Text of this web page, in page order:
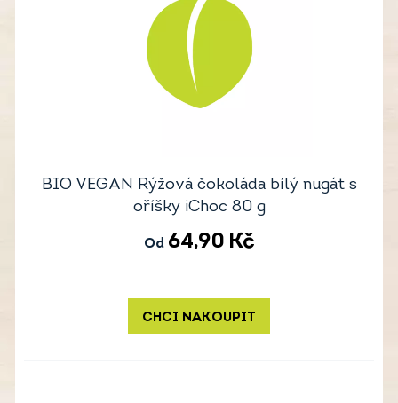
BIO VEGAN Rýžová čokoláda bílý nugát s
oříšky iChoc 80 g
Od 64,90 Kč
CHCI NAKOUPIT